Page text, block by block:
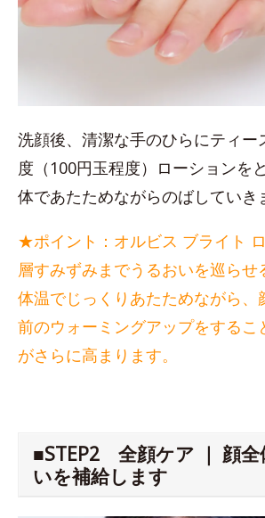
洗顔後、清潔な手のひらにティー
度（100円玉程度）ローションを
体であたためながらのばしていき
★ポイント：オルビス ブライト
層すみずみまでうるおいを巡らせ
体温でじっくりあたためながら、
前のウォーミングアップをするこ
がさらに高まります。
■STEP2 全顔ケア ｜ 顔
いを補給します